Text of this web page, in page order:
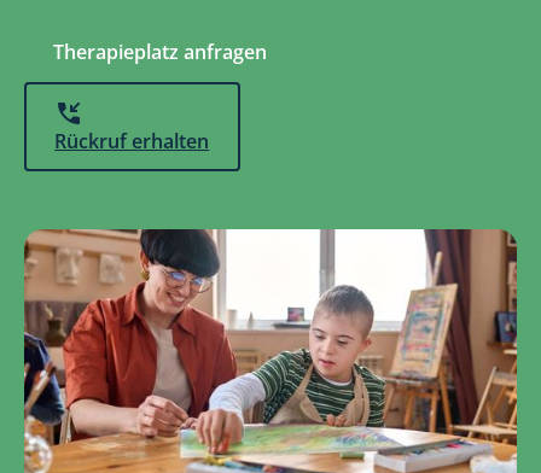
Therapieplatz anfragen
Rückruf erhalten